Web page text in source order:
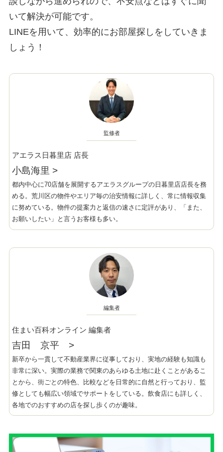
いて解決が可能です。
LINEを用いて、効率的にお部屋探しをしていきま
しょう！
監修者
アエラス日暮里店 店長
小島海里 >
都内中心に70店舗を展開するアエラスグループの日暮里店店長を務
める。荒川区の物件やエリア毎の治安情報に詳しく、常に情報収集
に努めている。物件の提案力と返信の速さに定評があり、「また、
お願いしたい」と言うお客様も多い。
編集者
住まい百科オンライン 編集者
吉田 京平 >
新卒から一貫して不動産業界に従事しており、実地の経験も知識も
非常に深い。実際の業務で関東のあらゆる土地に赴くことがあるこ
とから、街ごとの特色、比較などを日常的に自然と行っており、監
修としても幅広い領域でサポートをしている。飲食店にも詳しく、
各地でのおすすめの店を探し歩くのが趣味。